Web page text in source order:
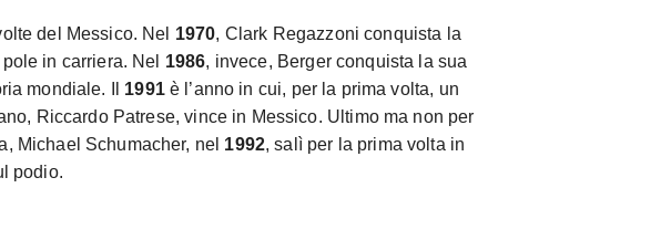
del Messico. Nel 1970, Clark Regazzoni conquista la
in carriera. Nel 1986, invece, Berger conquista la sua
mondiale. Il 1991è l’anno in cui, per la prima volta, un
Riccardo Patrese, vince in Messico. Ultimo ma non per
Michael Schumacher, nel 1992, salì per la prima volta in
podio.